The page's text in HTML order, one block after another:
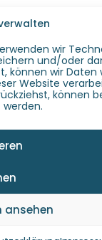
wir
und/oder
können wir Daten
Website
können
ansehen